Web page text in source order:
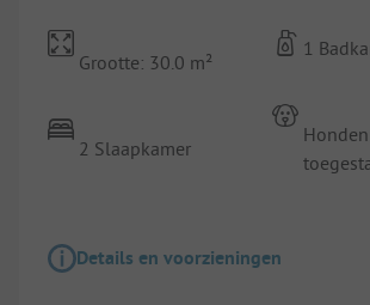
Grootte: 30.0 m²
2 Slaapkamer
1
Details en voorzieningen